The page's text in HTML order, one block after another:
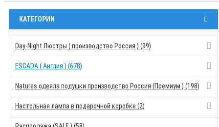
КАТЕГОРИИ
Day-Night Люстры ( производство Россия ) (99)
ESCADA ( Англия ) (678)
Natures одеяла подушки производство Россия (Премиум ) (198)
Настольная лампа в подарочной коробке (2)